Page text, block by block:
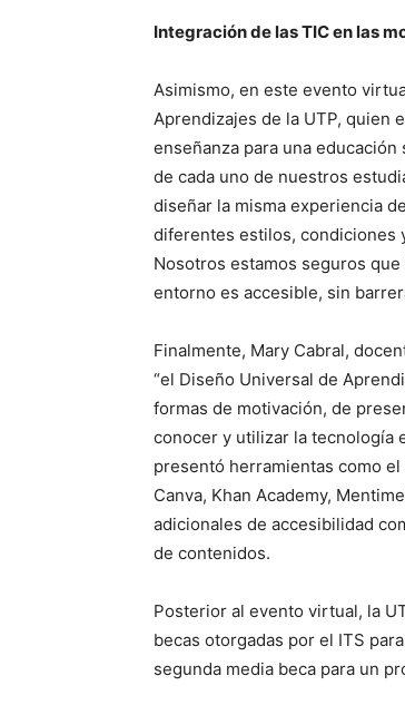
Integración de las TIC en las
Asimismo, en este evento
Aprendizajes de la UTP, quien
enseñanza para una
de cada uno de nuestros
diseñar la misma experiencia
diferentes estilos, condiciones
Nosotros estamos seguros
entorno es accesible, sin
Finalmente, Mary Cabral,
“el Diseño Universal de
formas de motivación, de
conocer y utilizar la tecnología
presentó herramientas como
Canva, Khan Academy,
adicionales de accesibilidad
de contenidos.
Posterior al evento virtual, la
becas otorgadas por el ITS
segunda media beca para un